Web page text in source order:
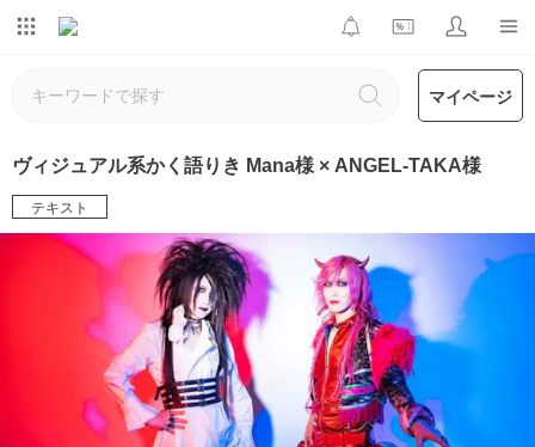
マイページ
ヴィジュアル系かく語りき Mana様 × ANGEL-TAKA様
テキスト